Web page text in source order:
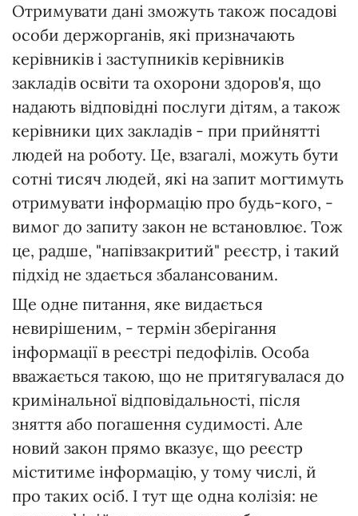
Отримувати дані зможуть також посадові
особи держорганів, які призначають
керівників і заступників керівників
закладів освіти та охорони здоров'я, що
надають відповідні послуги дітям, а також
керівники цих закладів - при прийнятті
людей на роботу. Це, взагалі, можуть бути
сотні тисяч людей, які на запит могтимуть
отримувати інформацію про будь-кого, -
вимог до запиту закон не встановлює. Тож
це, радше, "напівзакритий" реєстр, і такий
підхід не здається збалансованим.
Ще одне питання, яке видається
невирішеним, - термін зберігання
інформації в реєстрі педофілів. Особа
вважається такою, що не притягувалася до
кримінальної відповідальності, після
зняття або погашення судимості. Але
новий закон прямо вказує, що реєстр
міститиме інформацію, у тому числі, й
про таких осіб. І тут ще одна колізія: не